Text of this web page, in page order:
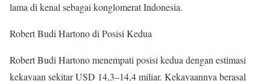
lama di kenal sebagai konglomerat Indonesia.
Robert Budi Hartono di Posisi Kedua
Robert Budi Hartono menempati posisi kedua dengan estimasi
kekayaan sekitar USD 14,3–14,4 miliar. Kekayaannya berasal